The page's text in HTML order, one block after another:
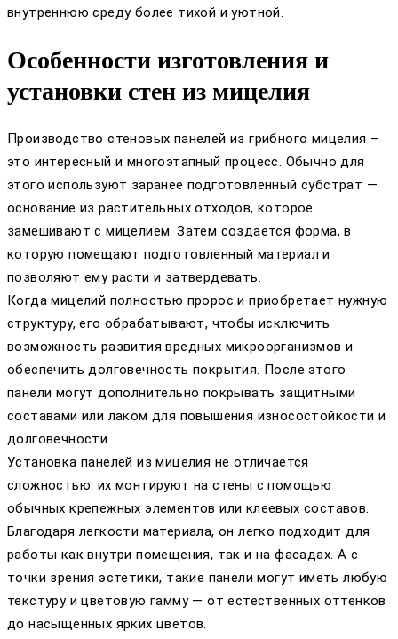
внутреннюю среду более тихой и уютной.
Особенности изготовления и
установки стен из мицелия
Производство стеновых панелей из грибного мицелия –
это интересный и многоэтапный процесс. Обычно для
этого используют заранее подготовленный субстрат —
основание из растительных отходов, которое
замешивают с мицелием. Затем создается форма, в
которую помещают подготовленный материал и
позволяют ему расти и затвердевать.
Когда мицелий полностью пророс и приобретает нужную
структуру, его обрабатывают, чтобы исключить
возможность развития вредных микроорганизмов и
обеспечить долговечность покрытия. После этого
панели могут дополнительно покрывать защитными
составами или лаком для повышения износостойкости и
долговечности.
Установка панелей из мицелия не отличается
сложностью: их монтируют на стены с помощью
обычных крепежных элементов или клеевых составов.
Благодаря легкости материала, он легко подходит для
работы как внутри помещения, так и на фасадах. А с
точки зрения эстетики, такие панели могут иметь любую
текстуру и цветовую гамму — от естественных оттенков
до насыщенных ярких цветов.